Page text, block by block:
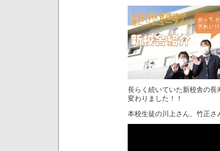
長らく続いていた新校舎の
変わりました！！
本校生徒の川上さん、竹正